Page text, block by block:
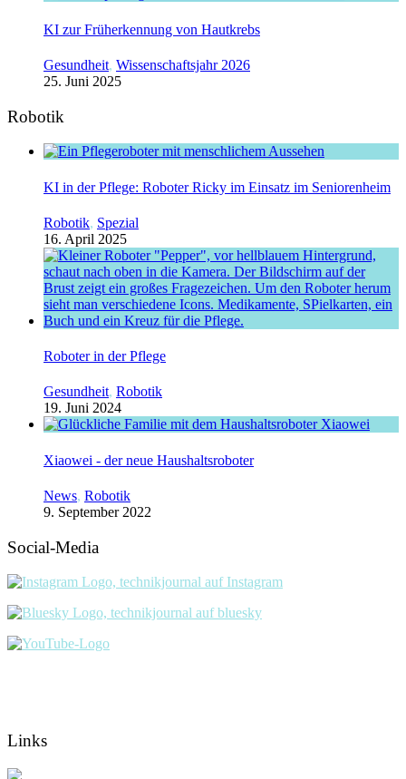
KI zur Früherkennung von Hautkrebs
Gesundheit, Wissenschaftsjahr 2026
25. Juni 2025
Robotik
KI in der Pflege: Roboter Ricky im Einsatz im Seniorenheim
Robotik, Spezial
16. April 2025
Roboter in der Pflege
Gesundheit, Robotik
19. Juni 2024
Xiaowei - der neue Haushaltsroboter
News, Robotik
9. September 2022
Social-Media
Links